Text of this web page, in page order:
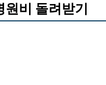
원비 돌려받기